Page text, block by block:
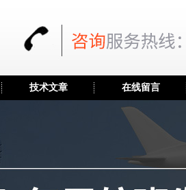
技术文章 在线留言